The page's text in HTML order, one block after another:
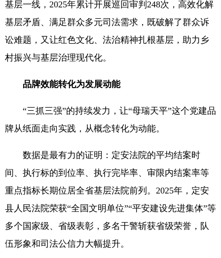
基层一线，2025年累计开展巡回审判248次，高效化解
基层矛盾、满足群众多元司法需求，既破解了群众诉
讼难题，又让红色文化、法治精神扎根基层，助力乡
村振兴与基层治理现代化。
品牌效能转化为发展动能
“三抓三强”的持续发力，让“母瑞天平”这个党建品
牌从纸面走向实践，从概念转化为动能。
数据是最有力的证明：定安法院的平均结案时
间、执行标的到位率、执行完毕率、审限内结案率等
重点指标长期位居全省基层法院前列。2025年，定安
县人民法院荣获“全国文明单位”“平安建设先进集体”等
多个国家级、省级表彰，多名干警斩获省级荣誉，队
伍形象和司法公信力大幅提升。